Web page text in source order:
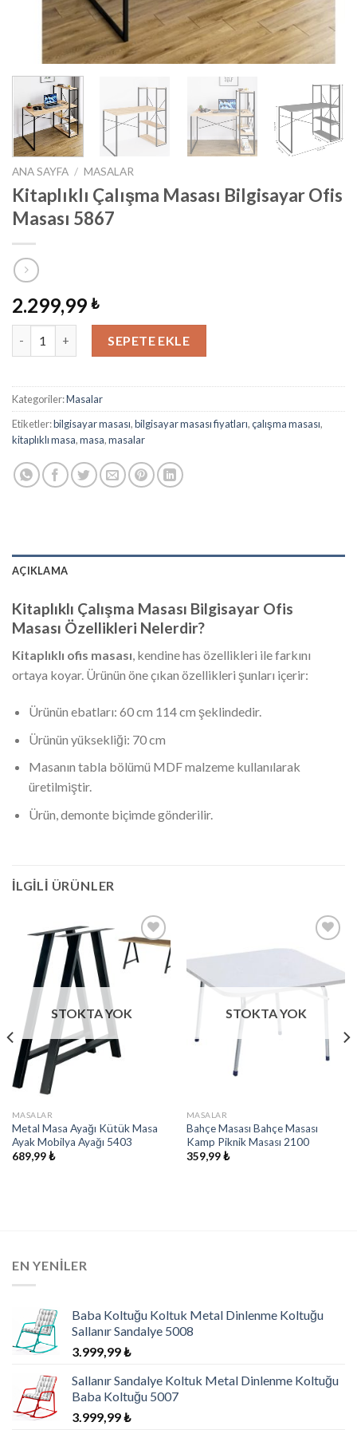
ANA SAYFA / MASALAR
Kitaplıklı Çalışma Masası Bilgisayar Ofis
Masası 5867
2.299,99 ₺
SEPETE EKLE
Kategoriler:Masalar
Etiketler:bilgisayar masası,bilgisayar masası fiyatları,çalışma masası,
kitaplıklı masa,masa,masalar
AÇIKLAMA
Kitaplıklı Çalışma Masası Bilgisayar Ofis
Masası Özellikleri Nelerdir?
Kitaplıklı ofis masası, kendine has özellikleri ile farkını
ortaya koyar. Ürünün öne çıkan özellikleri şunları içerir:
Ürünün ebatları: 60 cm 114 cm şeklindedir.
Ürünün yüksekliği: 70 cm
Masanın tabla bölümü MDF malzeme kullanılarak
üretilmiştir.
Ürün, demonte biçimde gönderilir.
İLGILI ÜRÜNLER
İstek
Listeme
STOKTA YOK
MASALAR
Metal Masa Ayağı Kütük Masa
Ayak Mobilya Ayağı 5403
689,99₺
Listeme
STOKTA YOK
MASALAR
Bahçe Masası Bahçe Masası
Kamp Piknik Masası 2100
359,99₺
EN YENILER
Baba Koltuğu Koltuk Metal Dinlenme Koltuğu
Sallanır Sandalye 5008
3.999,99₺
Sallanır Sandalye Koltuk Metal Dinlenme Koltuğu
Baba Koltuğu 5007
3.999,99₺